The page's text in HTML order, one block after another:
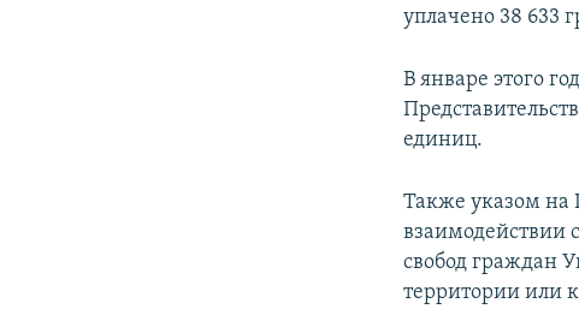
уплачено 38 633
В январе этого
единиц.
Также указом на
взаимодействии
свобод граждан
территории или